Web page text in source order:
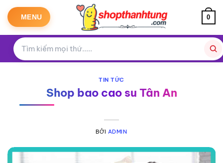
qua
dung
MENU 0
TIN TỨC
Shop bao cao su Tân An
BỞI ADMIN